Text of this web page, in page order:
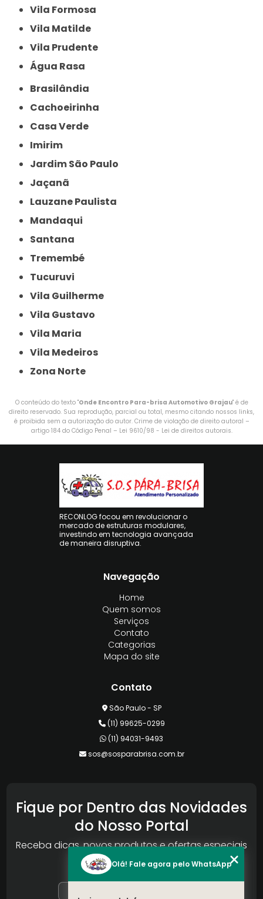
Vila Formosa
Vila Matilde
Vila Prudente
Água Rasa
Brasilândia
Cachoeirinha
Casa Verde
Imirim
Jardim São Paulo
Jaçanã
Lauzane Paulista
Mandaqui
Santana
Tremembé
Tucuruvi
Vila Guilherme
Vila Gustavo
Vila Maria
Vila Medeiros
Zona Norte
O conteúdo do texto "Onde Encontro Para-brisa Automotivo Grajau" é de
direito reservado. Sua reprodução, parcial ou total, mesmo citando nossos links,
é proibida sem a autorização do autor. Crime de violação de direito autoral –
artigo 184 do Código Penal – Lei 9610/98 - Lei de direitos autorais.
RECONLOG focou em revolucionar o
mercado de estruturas modulares,
investindo em tecnologia avançada
de maneira disruptiva.
Navegação
Home
Quem somos
Serviços
Contato
Categorias
Mapa do site
Contato
São Paulo - SP
(11) 99625-0299
(11) 94031-9493
sos@sosparabrisa.com.br
Fique por Dentro das Novidades
do Nosso Portal
Receba dicas, novos produtos e ofertas especiais
da Reconlog
Olá! Fale agora pelo WhatsApp